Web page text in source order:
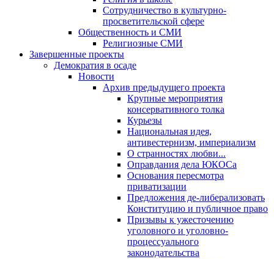
Сотрудничество в культурно-
просветительской сфере
Общественность и СМИ
Религиозные СМИ
Завершенные проекты
Демократия в осаде
Новости
Архив предыдущего проекта
Крупные мероприятия
консервативного толка
Курьезы
Национальная идея,
антивестернизм, империализм
О странностях любви...
Оправдания дела ЮКОСа
Основания пересмотра
приватизации
Предложения де-либерализовать
Конституцию и публичное право
Призывы к ужесточению
уголовного и уголовно-
процессуального
законодательства